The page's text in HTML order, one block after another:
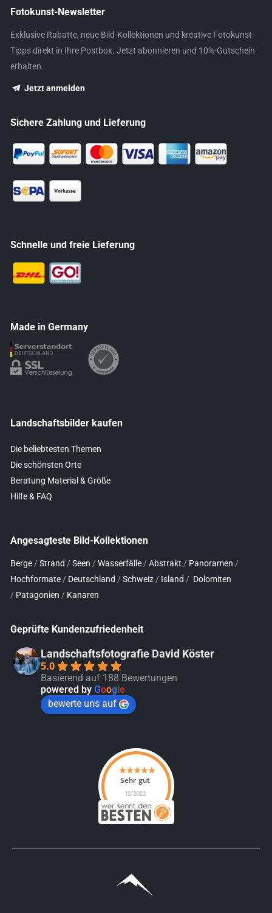
Fotokunst-Newsletter
Exklusive Rabatte, neue Bild-Kollektionen und kreative Fotokunst-
Tipps direkt in Ihre Postbox. Jetzt abonnieren und 10%-Gutschein
erhalten.
Jetzt anmelden
Sichere Zahlung und Lieferung
Schnelle und freie Lieferung
Made in Germany
Landschaftsbilder kaufen
Die beliebtesten Themen
Die schönsten Orte
Beratung Material & Größe
Hilfe & FAQ
Angesagteste Bild-Kollektionen
Berge / Strand / Seen / Wasserfälle / Abstrakt / Panoramen /
Hochformate / Deutschland / Schweiz / Island / Dolomiten
/ Patagonien / Kanaren
Geprüfte Kundenzufriedenheit
Landschaftsfotografie David Köster
5.0
Basierend auf 188 Bewertungen
powered by Google
bewerte uns auf